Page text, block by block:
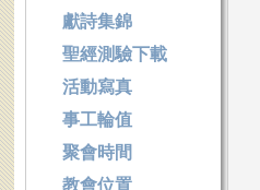
獻詩集錦
聖經測驗下載
活動寫真
事工輪值
聚會時間
教會位置